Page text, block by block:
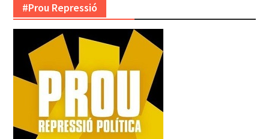
#Prou Repressió